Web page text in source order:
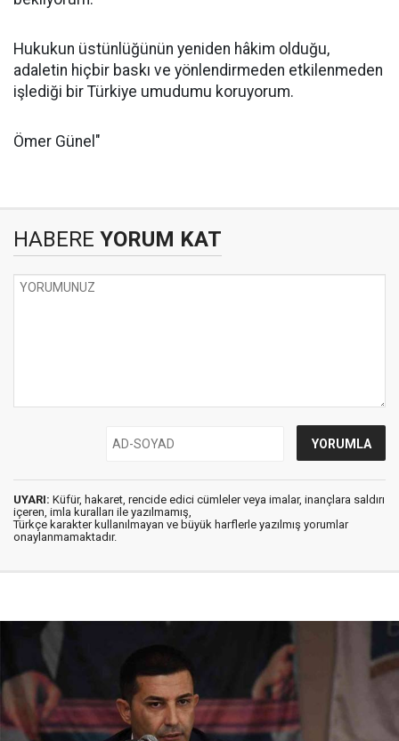
Hukukun üstünlüğünün yeniden hâkim olduğu,
adaletin hiçbir baskı ve yönlendirmeden etkilenmeden
işlediği bir Türkiye umudumu koruyorum.
Ömer Günel"
HABERE YORUM KAT
UYARI: Küfür, hakaret, rencide edici cümleler veya imalar, inançlara saldırı
içeren, imla kuralları ile yazılmamış,
Türkçe karakter kullanılmayan ve büyük harflerle yazılmış yorumlar
onaylanmamaktadır.